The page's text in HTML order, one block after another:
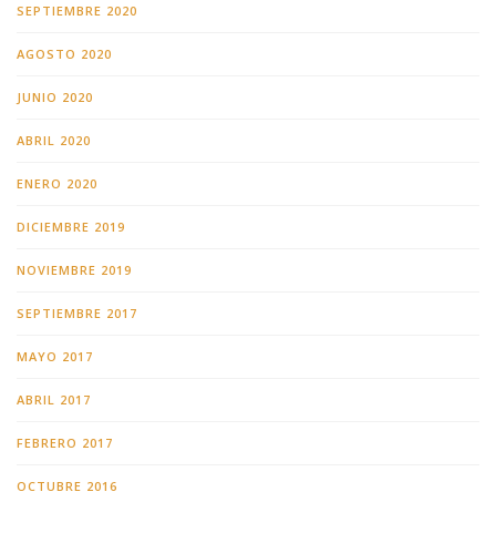
SEPTIEMBRE 2020
AGOSTO 2020
JUNIO 2020
ABRIL 2020
ENERO 2020
DICIEMBRE 2019
NOVIEMBRE 2019
SEPTIEMBRE 2017
MAYO 2017
ABRIL 2017
FEBRERO 2017
OCTUBRE 2016